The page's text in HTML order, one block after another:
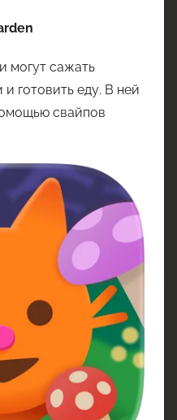
могут сажать
готовить еду. В ней
свайпов